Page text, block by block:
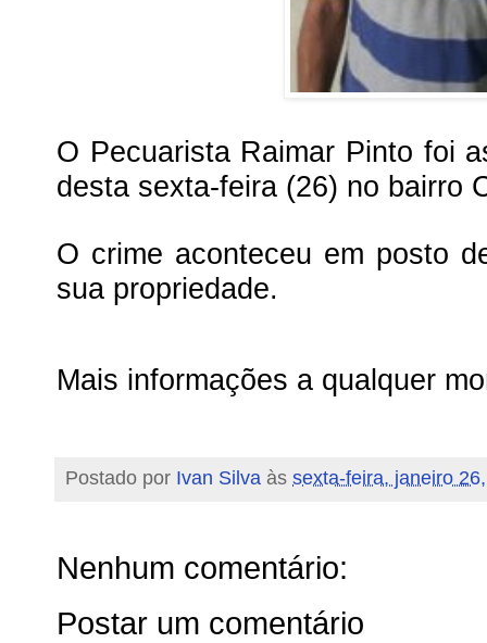
O Pecuarista Raimar Pinto foi
desta sexta-feira (26) no bairro
O crime aconteceu em posto
sua propriedade.
Mais informações a qualquer
Postado por Ivan Silva às sexta-feira, janeiro
Nenhum comentário:
Postar um comentário